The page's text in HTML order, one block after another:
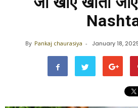
By Pankaj chaurasiya - January 18,